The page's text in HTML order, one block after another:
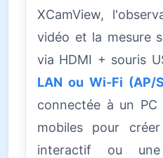
XCamView,
vidéo et la mesure
via HDMI + souris
LAN ou Wi-Fi (AP/
connectée à un
mobiles pour
interactif ou